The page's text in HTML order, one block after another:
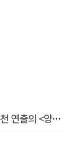
[김건표의 연극리뷰] 오태영 신작, 이우천 연출의 <양은 양순하다>"국민을 온순한 양으로 길들이는 전체주의적 정치의 알레고리"